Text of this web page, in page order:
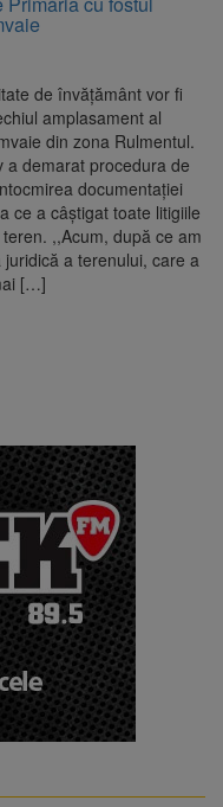
aplicare
peste
curent din
lei/kWh
de învățământ vor fi
amplasament al
din zona Rulmentul.
a demarat procedura de
documentației
ce a câștigat toate litigiile
,,Acum, după ce am
juridică a terenului, care a
[…]